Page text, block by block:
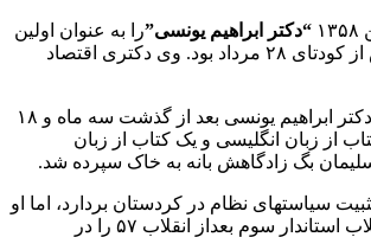
“دکتر ابراهیم یونسی”را به عنوان اولین
استاندار کردستان منصوب کرد تا زمینه را برای ایجاد آرامش در این استان مرزی فراهم کند. ابراهیم یونسی از افسران بازمانده حزب توده ایران در سال‌های پیش از کودتای ۲۸ مرداد بود. وی دکتری اقتصاد
بعد از معرفی یونسی به سمت استانداری کردستان نه تنها ناآرامی ها در کردستان کاهش پیدا نکرد و اوضاع به شرایط عادی بازنگشت بلکه بحران عاملی گردید تا دکتر ابراهیم یونسی بعد از گذشت سه ماه و ۱۸
کند و برای همیشه صحنه سیاسی ایران و کردستان را وداع گوید و به ترجمه و ادبیات روی آورد. یونسی سیاست مدارِ ادیبِ چپ گرای کرد بود که ۸۰ کتاب از زبان انگلیسی و یک کتاب از زبان
تثبیت سیاستهای نظام در کردستان بردارد، اما او
نیز بعد از پنج ماه و ۹ روز سکان استانداری کردستان از استانداری کردستان رفت و در حالیکه منازعات اوایل انقلاب در کردستان به قوه خود باقی بود شورای انقلاب استاندار سوم بعداز انقلاب ۵۷ را در